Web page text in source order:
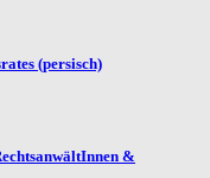
(persisch)
&